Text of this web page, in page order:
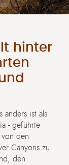
hinter
anders ist als
- geführte
von den
Canyons zu
den